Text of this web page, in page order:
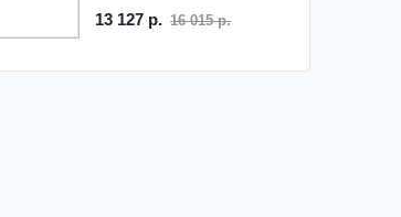
13 127 р. 16 015 р.